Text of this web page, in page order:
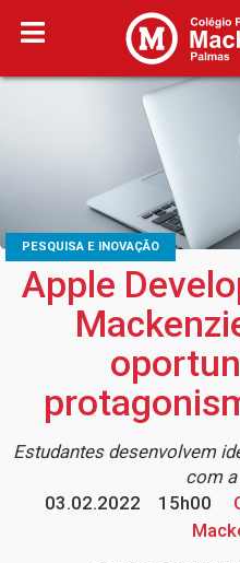
PESQUISA E INOVAÇÃO
Apple
Estudantes desenvolvem
com
03.02.2022
15h00